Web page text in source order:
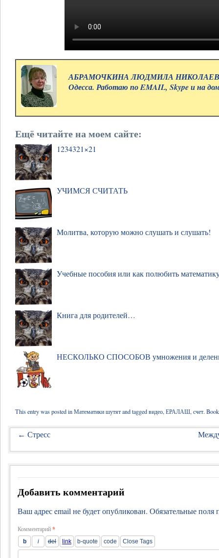
АБРАМОЧКИНА ЛЮДМИЛА
Одесса. Работаю по EMAIL, Skype и на
Ещё читайте на моем сайте:
1234321×21
УЧИМСЯ СЧИТАТЬ
Молитва, которую можно слушать и слушать!
Учебные пособия или как полюбить
Книга для родителей…
НЕСКОЛЬКО СПОСОБОВ умножения и
This entry was posted inМатематики шутятand taggedвидео, ЕРАЛАШ, счет.
← Стресс
Добавить комментарий
Ваш адрес email не будет опубликован. Обязательные
Комментарий*